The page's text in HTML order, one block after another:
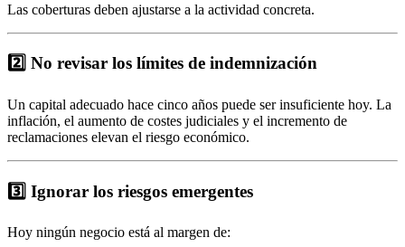
Las coberturas deben ajustarse a la actividad concreta.
2️⃣ No revisar los límites de indemnización
Un capital adecuado hace cinco años puede ser insuficiente hoy. La
inflación, el aumento de costes judiciales y el incremento de
reclamaciones elevan el riesgo económico.
3️⃣ Ignorar los riesgos emergentes
Hoy ningún negocio está al margen de: